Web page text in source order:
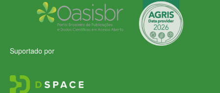
Suportado por